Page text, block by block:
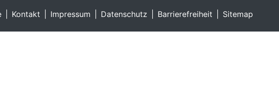
Kontakt Impressum Datenschutz Barrierefreiheit Sitemap